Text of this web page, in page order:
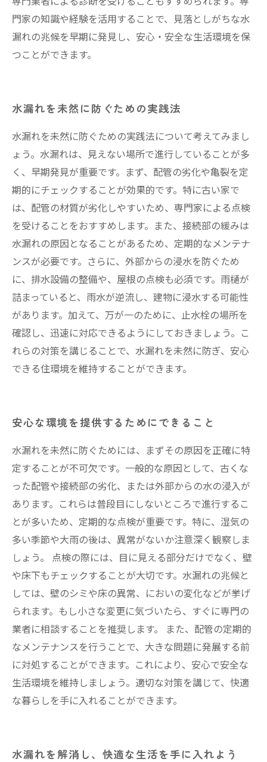
門家の知識や経験を活用することで、見落としがちな水
漏れの兆候を早期に発見し、安心・安全な生活環境を保
つことができます。
水漏れを未然に防ぐための実践法
水漏れを未然に防ぐための実践法について考えてみまし
ょう。水漏れは、見えない場所で進行していることが多
く、早期発見が重要です。まず、配管の劣化や亀裂を定
期的にチェックすることが効果的です。特に古い家で
は、配管の材質が劣化しやすいため、専門家による点検
を受けることをおすすめします。また、接続部の緩みは
水漏れの原因となることがあるため、定期的なメンテナ
ンスが必要です。さらに、外部からの浸水を防ぐため
に、排水設備の整備や、屋根の点検も必須です。雨樋が
詰まっていると、雨水が逆流し、建物に浸水する可能性
があります。加えて、万が一のために、止水栓の場所を
確認し、迅速に対応できるようにしておきましょう。こ
れらの対策を講じることで、水漏れを未然に防ぎ、安心
できる住環境を維持することができます。
安心な環境を提供するためにできること
水漏れを未然に防ぐためには、まずその原因を正確に特
定することが不可欠です。一般的な原因として、古くな
った配管や接続部の劣化、または外部からの水の浸入が
あります。これらは普段目にしないところで進行するこ
とが多いため、定期的な点検が重要です。特に、湿気の
多い季節や大雨の後は、異常がないか注意深く観察しま
しょう。 点検の際には、目に見える部分だけでなく、壁
や床下もチェックすることが大切です。水漏れの兆候と
しては、壁のシミや床の異常、においの変化などが挙げ
られます。もし小さな変更に気づいたら、すぐに専門の
業者に相談することを推奨します。 また、配管の定期的
なメンテナンスを行うことで、大きな問題に発展する前
に対処することができます。これにより、安心で安全な
生活環境を維持しましょう。適切な対策を講じて、快適
な暮らしを手に入れることができます。
水漏れを解消し、快適な生活を手に入れよう